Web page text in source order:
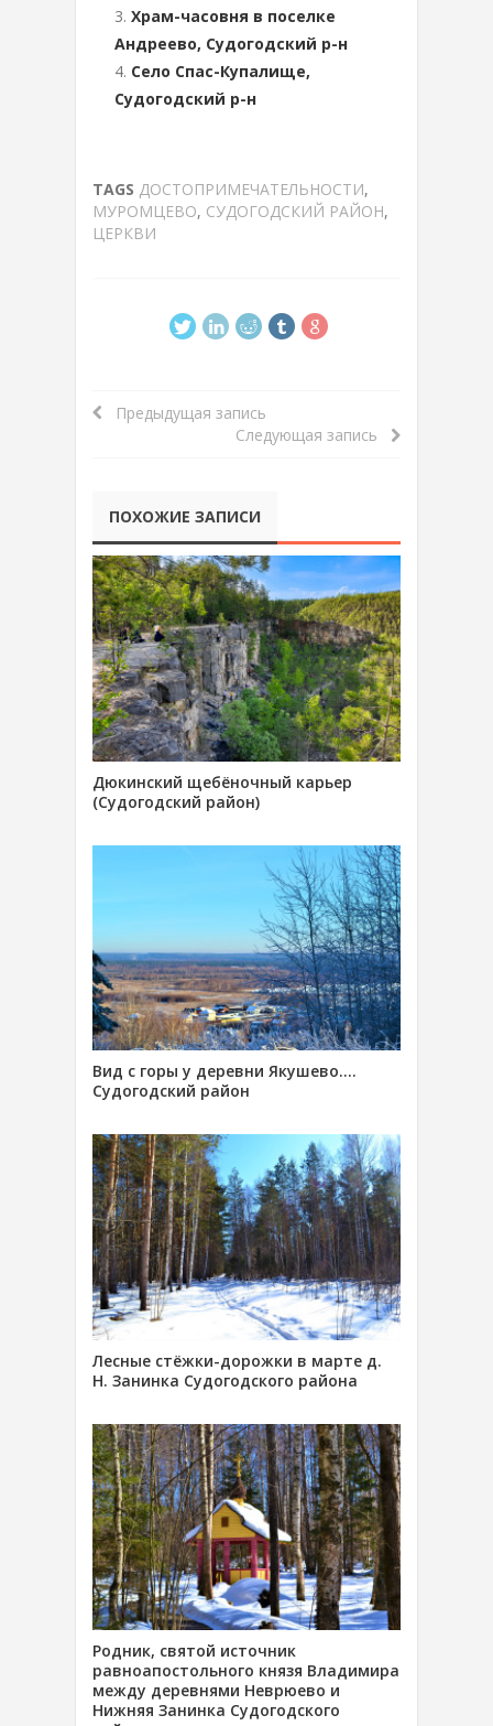
Храм-часовня в поселке
Андреево, Судогодский р-н
Село Спас-Купалище,
Судогодский р-н
TAGS ДОСТОПРИМЕЧАТЕЛЬНОСТИ,
МУРОМЦЕВО, СУДОГОДСКИЙ РАЙОН,
ЦЕРКВИ
Предыдущая запись
Следующая запись
ПОХОЖИЕ ЗАПИСИ
Дюкинский щебёночный карьер
(Судогодский район)
Вид с горы у деревни Якушево….
Судогодский район
Лесные стёжки-дорожки в марте д.
Н. Занинка Судогодского района
Родник, святой источник
равноапостольного князя Владимира
между деревнями Неврюево и
Нижняя Занинка Судогодского